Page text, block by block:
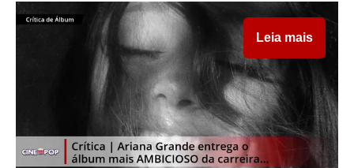
Leia mais